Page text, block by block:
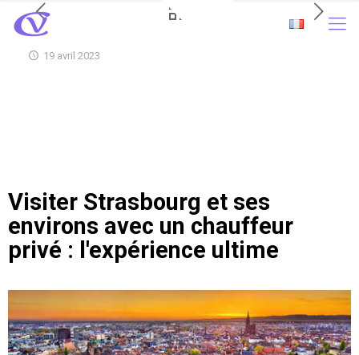
19 avril 2023
Visiter Strasbourg et ses
environs avec un chauffeur
privé : l'expérience ultime